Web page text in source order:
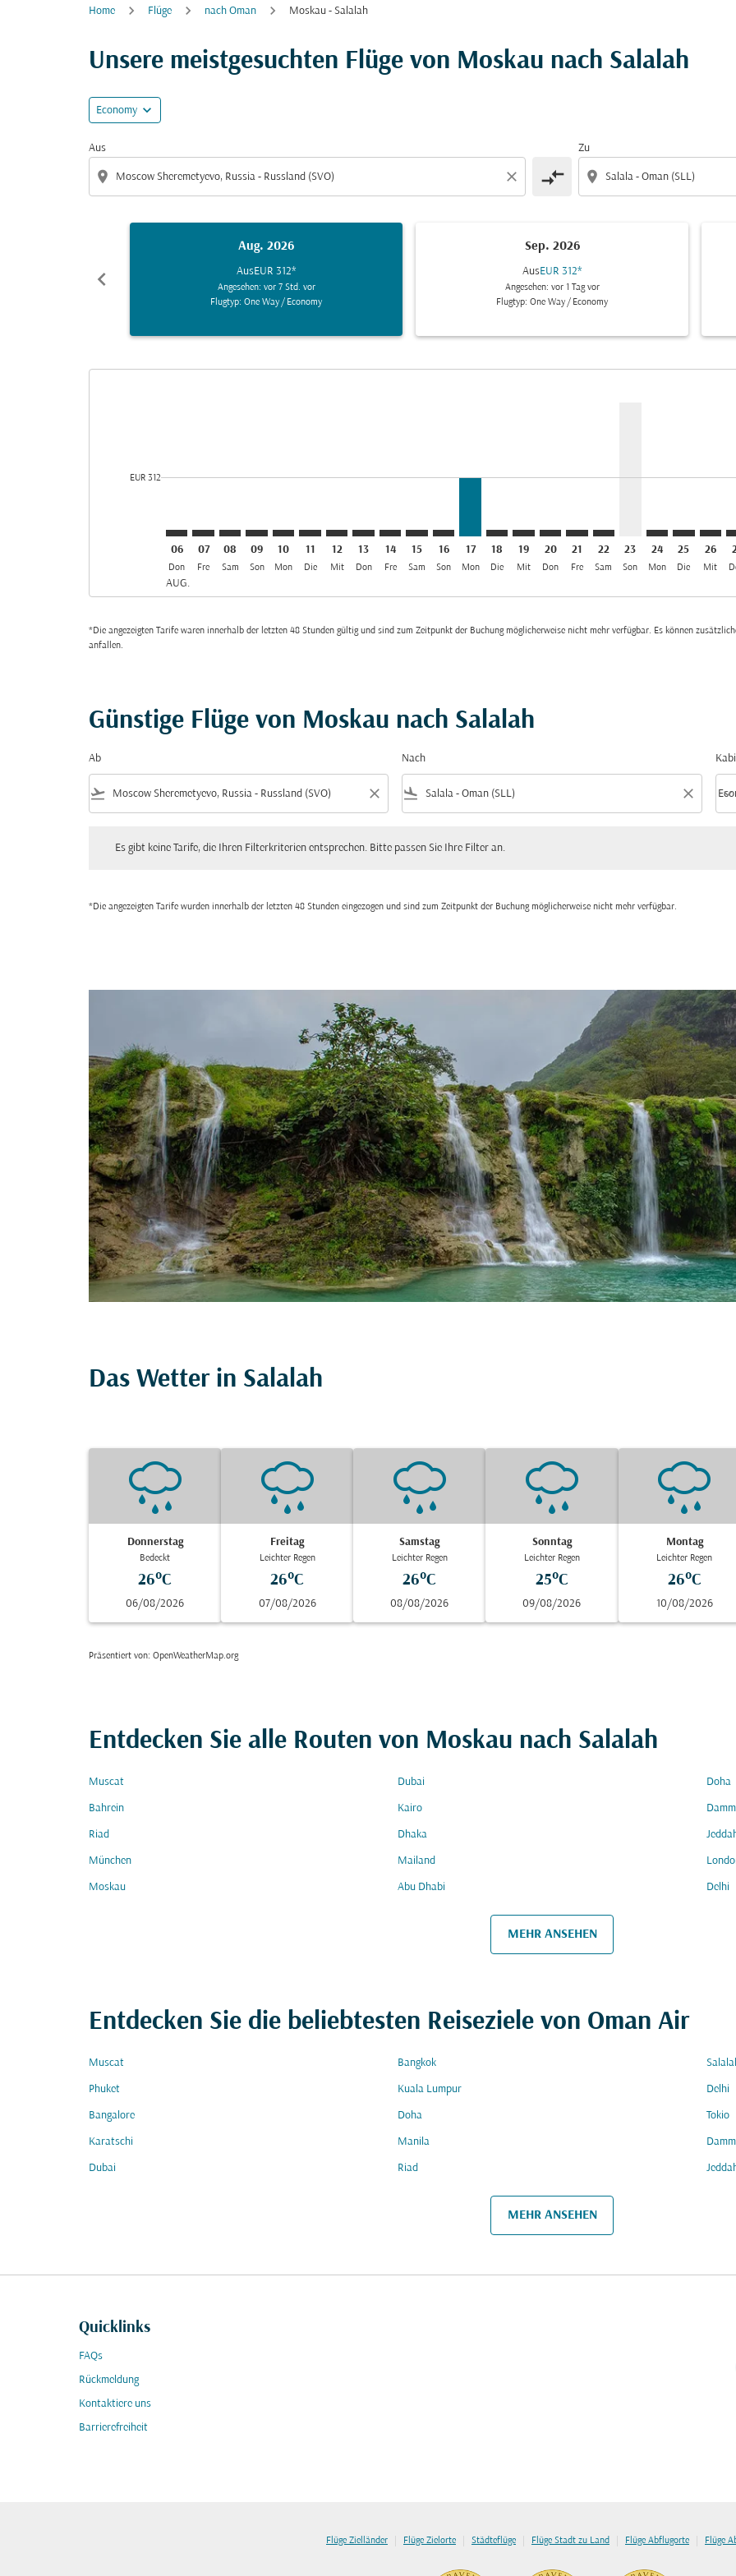
Home Flüge nach Oman Moskau - Salalah
Unsere meistgesuchten Flüge von Moskau nach Salalah
Economy expand_more
Aus
location_on close compare_arrows
Zu
location_on
chevron_left
Aug. 2026
AusEUR 312*
Angesehen: vor 7 Std. vor
Flugtyp: One Way / Economy
Sep. 2026
AusEUR 312*
Angesehen: vor 1 Tag vor
Flugtyp: One Way / Economy
EUR 312
06
Don
AUG.
07
Fre
08
Sam
09
Son
10
Mon
11
Die
12
Mit
13
Don
14
Fre
15
Sam
16
Son
17
Mon
18
Die
19
Mit
SVO–SLL: cmp-view-offers-
20
Don
SVO–SLL: cmp-view-
21
Fre
SVO–SLL: cmp-view-
22
Sam
23
Son
SVO–SLL:
24
Mon
25
Die
26
Mit
*Die angezeigten Tarife waren innerhalb der letzten 48 Stunden gültig und sind zum Zeitpunkt der Buchung möglicherweise nicht mehr verfügbar. Es können
anfallen.
Günstige Flüge von Moskau nach Salalah
Ab
flight_takeoff close
Nach
flight_land close keyboard_arrow_down
Es gibt keine Tarife, die Ihren Filterkriterien entsprechen. Bitte passen Sie Ihre Filter an.
*Die angezeigten Tarife wurden innerhalb der letzten 48 Stunden eingezogen und sind zum Zeitpunkt der Buchung möglicherweise nicht mehr verfügbar.
Das Wetter in Salalah
Donnerstag
Bedeckt
26°C
06/08/2026
Freitag
Leichter Regen
26°C
07/08/2026
Samstag
Leichter Regen
26°C
08/08/2026
Sonntag
Leichter Regen
25°C
09/08/2026
Montag
Leichter Regen
26°C
10/08/2026
Präsentiert von: OpenWeatherMap.org
Entdecken Sie alle Routen von Moskau nach Salalah
Muscat Dubai Doha
Bahrein Kairo
Riad Dhaka
München Mailand
Moskau Abu Dhabi Delhi
MEHR ANSEHEN
Entdecken Sie die beliebtesten Reiseziele von Oman Air
Muscat Bangkok
Phuket Kuala Lumpur Delhi
Bangalore Doha Tokio
Karatschi Manila
Dubai Riad
MEHR ANSEHEN
Quicklinks
FAQs
Rückmeldung
Kontaktiere uns
Barrierefreiheit
Flüge Zielländer | Flüge Zielorte | Städteflüge | Flüge Stadt zu Land | Flüge Abflugorte | Flüge